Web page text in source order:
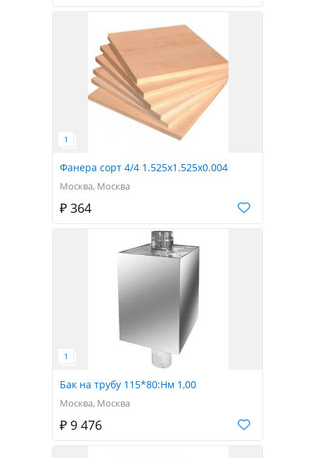
Фанера сорт 4/4 1.525x1.525x0.004
Москва, Москва
₽ 364
Бак на трубу 115*80:Нм 1,00
Москва, Москва
₽ 9 476